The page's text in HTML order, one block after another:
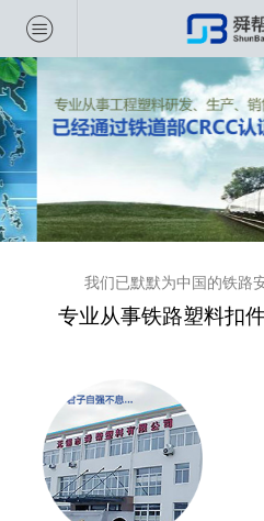
我们已默默为中国的铁
专业从事铁路塑料扣